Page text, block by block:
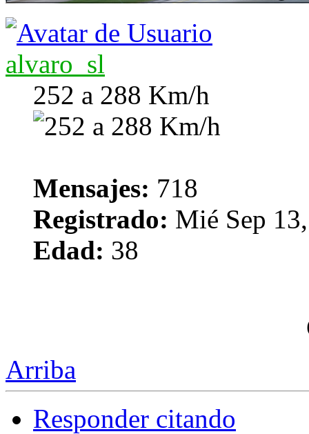
alvaro_sl
252 a 288 Km/h
Mensajes: 718
Registrado: Mié Sep
Edad: 38
Arriba
Responder citando